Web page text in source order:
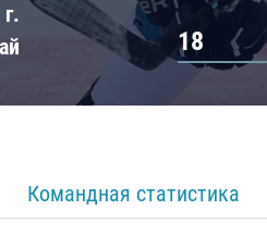
18
Командная статистика